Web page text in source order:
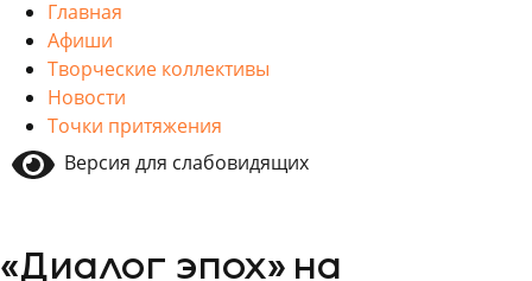
Главная
Афиши
Творческие коллективы
Новости
Точки притяжения
Версия для слабовидящих
«Диалог эпох» на